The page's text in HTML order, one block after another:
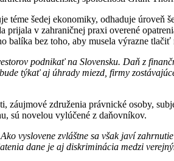
šedej ekonomiky, odhaduje úroveň
v zahraničnej praxi overené
bez toho, aby musela výrazne
podnikať na Slovensku. Daň z
týkať aj úhrady miezd, firmy
záujmové združenia právnické osoby,
sú novelou vylúčené z daňovníkov.
vyslovene zvláštne sa však javí
dane je aj diskriminácia medzi